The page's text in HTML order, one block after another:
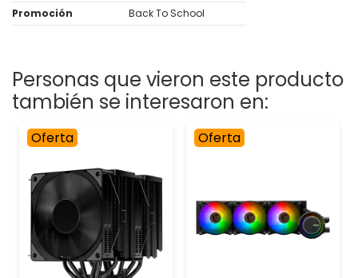
Promoción Back To School
Personas que vieron este producto
también se interesaron en:
Oferta Oferta